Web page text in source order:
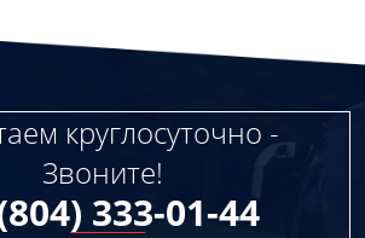
круглосуточно -
Звоните!
333-01-44